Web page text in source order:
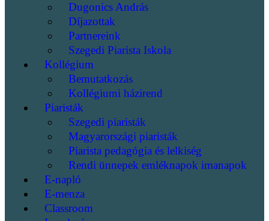
Dugonics András
Díjazottak
Partnereink
Szegedi Piarista Iskola
Kollégium
Bemutatkozás
Kollégiumi házirend
Piaristák
Szegedi piaristák
Magyarországi piaristák
Piarista pedagógia és lelkiség
Rendi ünnepek emléknapok imanapok
E-napló
E-menza
Classroom